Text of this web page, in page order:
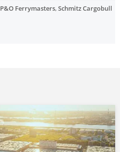
P&O Ferrymasters,Schmitz Cargobull